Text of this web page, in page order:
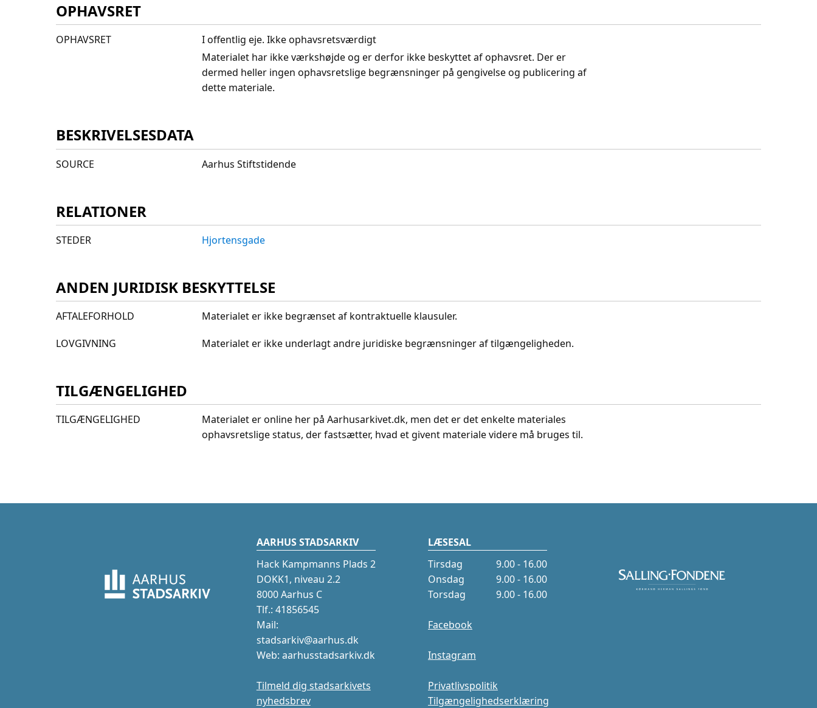
OPHAVSRET
OPHAVSRET
I offentlig eje. Ikke ophavsretsværdigt
Materialet har ikke værkshøjde og er derfor ikke beskyttet af ophavsret. Der er
dermed heller ingen ophavsretslige begrænsninger på gengivelse og publicering af
dette materiale.
BESKRIVELSESDATA
SOURCE Aarhus Stiftstidende
RELATIONER
STEDER Hjortensgade
ANDEN JURIDISK BESKYTTELSE
AFTALEFORHOLD Materialet er ikke begrænset af kontraktuelle klausuler.
LOVGIVNING Materialet er ikke underlagt andre juridiske begrænsninger af tilgængeligheden.
TILGÆNGELIGHED
TILGÆNGELIGHED
Materialet er online her på Aarhusarkivet.dk, men det er det enkelte materiales
ophavsretslige status, der fastsætter, hvad et givent materiale videre må bruges til.
AARHUS STADSARKIV
Hack Kampmanns Plads 2
DOKK1, niveau 2.2
8000 Aarhus C
Tlf.: 41856545
Mail:
stadsarkiv@aarhus.dk
Web: aarhusstadsarkiv.dk
Tilmeld dig stadsarkivets
nyhedsbrev
LÆSESAL
Tirsdag
9.00 - 16.00
Onsdag
9.00 - 16.00
Torsdag
9.00 - 16.00
Facebook
Instagram
Privatlivspolitik
Tilgængelighedserklæring